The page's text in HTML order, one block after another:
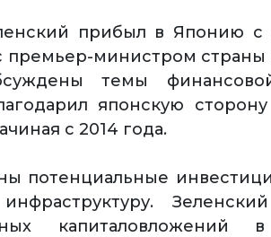
прибыл в Японию с
премьер-министром
темы
японскую
с 2014 года.
потенциальные
капиталовложений